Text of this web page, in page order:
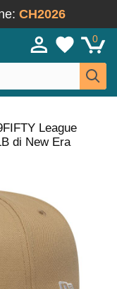
CH2026
0
League
di New Era